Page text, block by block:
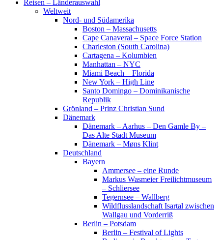
Reisen – Länderauswahl
Weltweit
Nord- und Südamerika
Boston – Massachusetts
Cape Canaveral – Space Force Station
Charleston (South Carolina)
Cartagena – Kolumbien
Manhattan – NYC
Miami Beach – Florida
New York – High Line
Santo Domingo – Dominikanische
Republik
Grönland – Prinz Christian Sund
Dänemark
Dänemark – Aarhus – Den Gamle By –
Das Alte Stadt Museum
Dänemark – Møns Klint
Deutschland
Bayern
Ammersee – eine Runde
Markus Wasmeier Freilichtmuseum
– Schliersee
Tegernsee – Wallberg
Wildflusslandschaft Isartal zwischen
Wallgau und Vorderriß
Berlin – Potsdam
Berlin – Festival of Lights